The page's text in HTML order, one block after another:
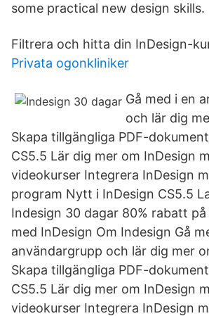
some practical new design skills.
Filtrera och hitta din InDesign-
Privata ogonkliniker
Gå med i en
och lär dig
Skapa tillgängliga PDF-
CS5.5 Lär dig mer om InDesign
videokurser Integrera InDesign
program Nytt i InDesign CS5.5
Indesign 30 dagar 80% rabatt på
med InDesign Om Indesign Gå
användargrupp och lär dig mer
Skapa tillgängliga PDF-
CS5.5 Lär dig mer om InDesign
videokurser Integrera InDesign